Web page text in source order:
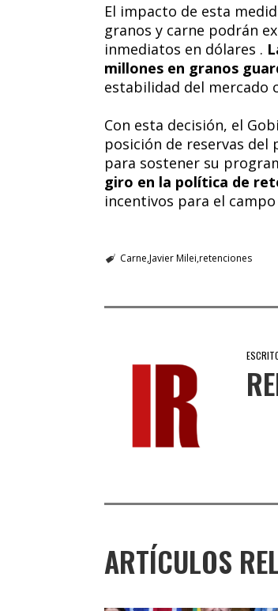
El impacto de esta
granos y carne podrán
inmediatos en dólares .
millones en granos
estabilidad del mercado
Con esta decisión, el
posición de reservas
para sostener su
giro en la política de
incentivos para el
Carne Javier Milei retenciones
ARTÍCULOS